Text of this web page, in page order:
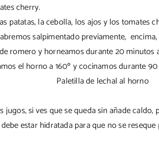
cherry.
patatas, la cebolla, los ajos y los tomates
salpimentado previamente,
romero y horneamos durante 20 minutos
el horno a 160º y cocinamos durante
jugos, si ves que se queda sin añade
estar hidratada para que no se